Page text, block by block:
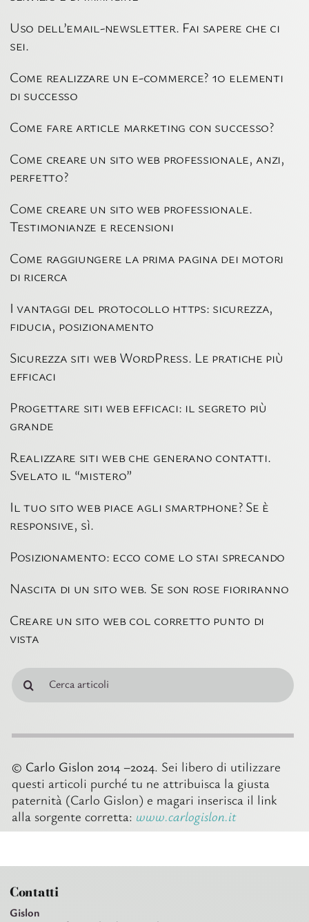
Uso dell’email-newsletter. Fai sapere che ci
sei.
Come realizzare un e-commerce? 10 elementi
di successo
Come fare article marketing con successo?
Come creare un sito web professionale, anzi,
perfetto?
Come creare un sito web professionale.
Testimonianze e recensioni
Come raggiungere la prima pagina dei motori
di ricerca
I vantaggi del protocollo https: sicurezza,
fiducia, posizionamento
Sicurezza siti web WordPress. Le pratiche più
efficaci
Progettare siti web efficaci: il segreto più
grande
Realizzare siti web che generano contatti.
Svelato il “mistero”
Il tuo sito web piace agli smartphone? Se è
responsive, sì.
Posizionamento: ecco come lo stai sprecando
Nascita di un sito web. Se son rose fioriranno
Creare un sito web col corretto punto di
vista
per:
© Carlo Gislon 2014 –2024. Sei libero di utilizzare
questi articoli purché tu ne attribuisca la giusta
paternità (Carlo Gislon) e magari inserisca il link
alla sorgente corretta: www.carlogislon.it
Contatti
Gislon